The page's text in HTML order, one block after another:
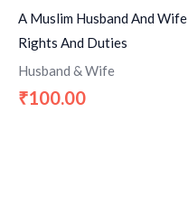
A Muslim Husband And Wife
Rights And Duties
Husband & Wife
₹100.00